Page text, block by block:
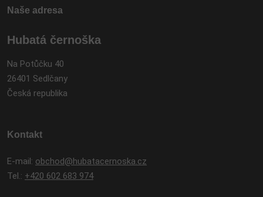
Naše adresa
Hubatá černoška
Na Potůčku 40
26401 Sedlčany
Česká republika
Kontakt
E-mail: obchod@hubatacernoska.cz
Tel.: +420 602 683 974